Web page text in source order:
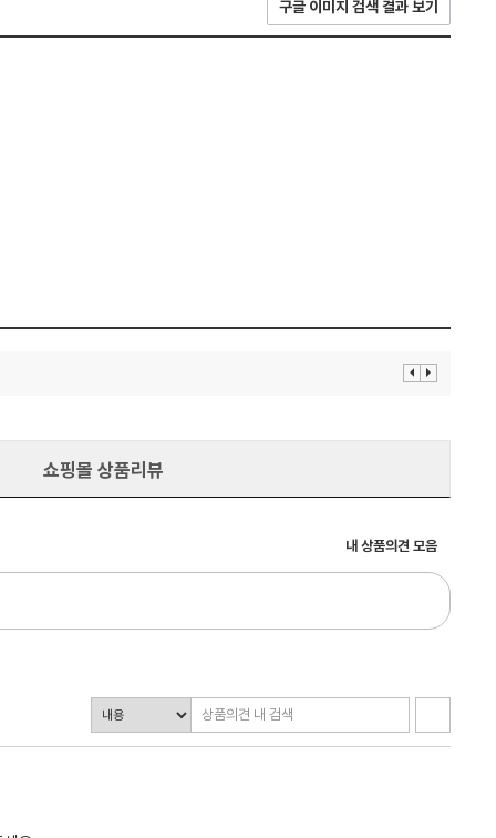
구글 이미지 검색 결과 보기
이 다
쇼핑몰 상품리뷰
내 상품의견 모음